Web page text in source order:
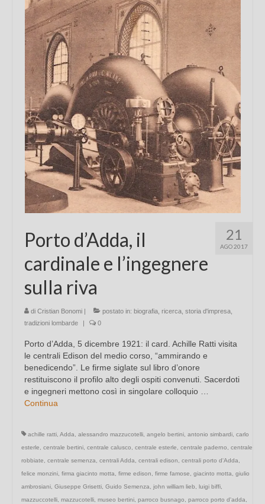
Chi sono
FAQ
Contatti
21
AGO 2017
Porto d’Adda, il
cardinale e l’ingegnere
sulla riva
di Cristian Bonomi | postato in: biografia ricerca storia d'impresa
tradizioni lombarde
| 0
Porto d’Adda, 5 dicembre 1921: il card. Achille Ratti visita
le centrali Edison del medio corso, “ammirando e
benedicendo”. Le firme siglate sul libro d’onore
restituiscono il profilo alto degli ospiti convenuti. Sacerdoti
e ingegneri mettono così in singolare colloquio …
Continua
achille ratti Adda alessandro mazzucotelli angelo bertini antonio simbardi carlo
esterle
centrale bertini centrale calusco centrale esterle centrale paderno
centrale
robbiate
centrale semenza centrali Adda centrali edison centrali porto d'Adda
felice monzini firma giacinto motta firme edison firme famose giacinto motta
giulio
ambrosiani Giuseppe Grisetti Guido Semenza john william lieb luigi biffi
mazzuccotelli mazzucotelli museo bertini parroco busnago parroco porto d'adda